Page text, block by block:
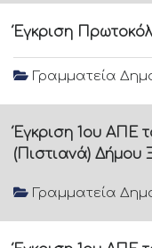
Έγκριση
Γραμματεία
Έγκριση 1ου ΑΠΕ
(Πιστιανά) Δήμου
Γραμματεία